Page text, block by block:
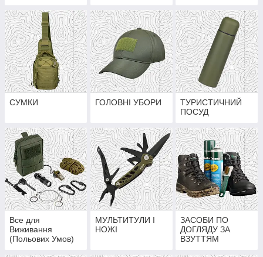
СУМКИ ГОЛОВНІ УБОРИ
ТУРИСТИЧНИЙ
ПОСУД
Все для
Виживання
(Польових Умов)
МУЛЬТИТУЛИ І
НОЖІ
ЗАСОБИ ПО
ДОГЛЯДУ ЗА
ВЗУТТЯМ